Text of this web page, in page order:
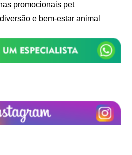
promocionais pet
e bem-estar animal